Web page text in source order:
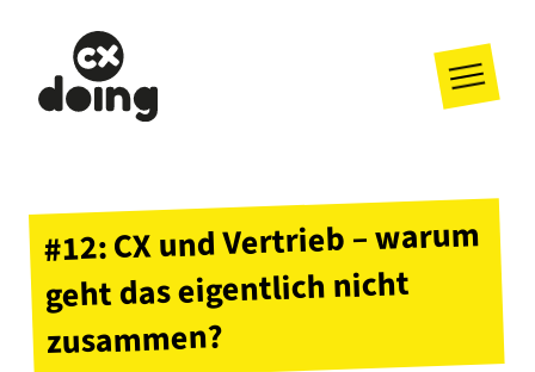
#12: CX und Vertrieb – warum
geht das eigentlich nicht
zusammen?